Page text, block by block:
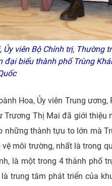
viên Bộ Chính trị, Thường
biểu thành phố Trùng
Hoa, Ủy viên Trung ương,
Thị Mai đã giới thiệu
thành tựu to lớn mà
môi trường, nhất là trong
là một trong 4 thành phố
trung tâm phát triển của